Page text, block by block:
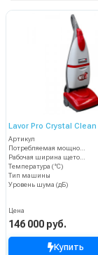
Lavor Pro Crystal Clean
Артикул
Температура (°C)
Тип машины
Уровень шума (дБ)
Цена
146 000 руб.
Купить